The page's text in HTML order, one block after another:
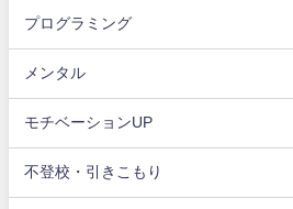
プログラミング
メンタル
モチベーションUP
不登校・引きこもり